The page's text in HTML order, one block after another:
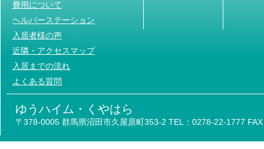
費用について
ヘルパーステーション
入居者様の声
近隣・アクセスマップ
入居までの流れ
よくある質問
ゆうハイム・くやはら
〒378-0005 群馬県沼田市久屋原町353-2 TEL：0278-22-1777